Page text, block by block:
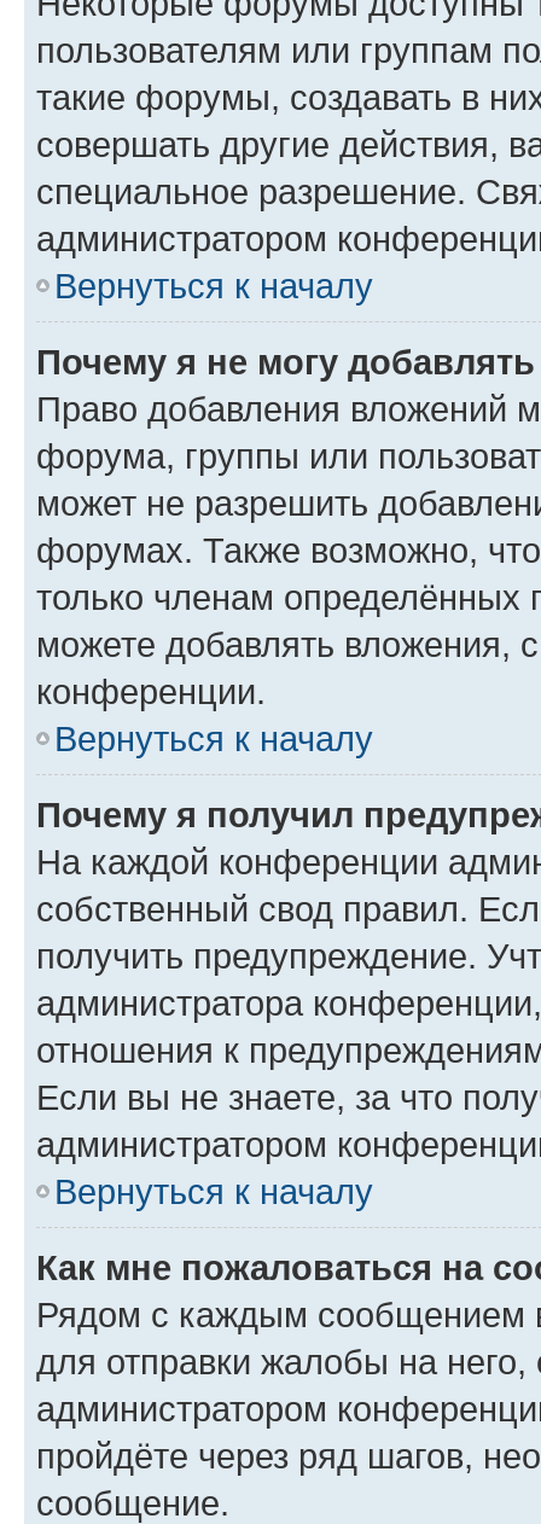
пользователям или группам
такие форумы, создавать в
совершать другие действия,
специальное разрешение.
администратором
Вернуться к началу
Почему я не могу
Право добавления вложений
форума, группы или
может не разрешить
форумах. Также возможно,
только членам определённых
можете добавлять вложения,
конференции.
Вернуться к началу
Почему я получил
На каждой конференции
собственный свод правил.
получить предупреждение.
администратора
отношения к
Если вы не знаете, за что
администратором
Вернуться к началу
Как мне пожаловаться на
Рядом с каждым сообщением
для отправки жалобы на
администратором
пройдёте через ряд шагов,
сообщение.